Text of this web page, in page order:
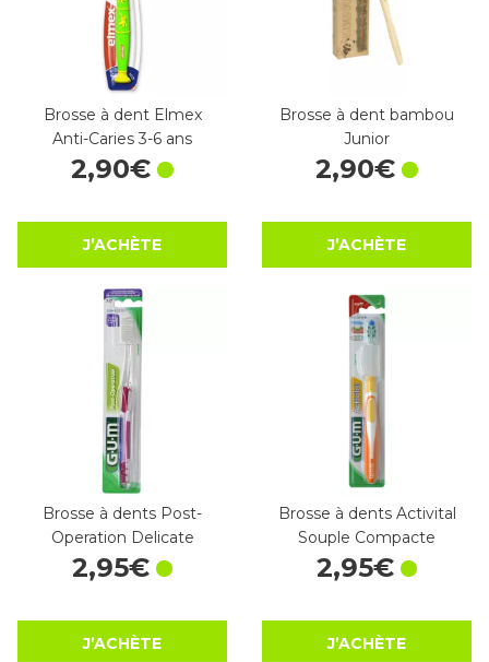
Brosse à dent Elmex
Anti-Caries 3-6 ans
2,90€
J’ACHÈTE
Brosse à dent bambou
Junior
2,90€
J’ACHÈTE
Brosse à dents Post-
Operation Delicate
2,95€
J’ACHÈTE
Brosse à dents Activital
Souple Compacte
2,95€
J’ACHÈTE